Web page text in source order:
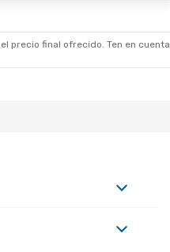
precio final ofrecido. Ten en cuenta